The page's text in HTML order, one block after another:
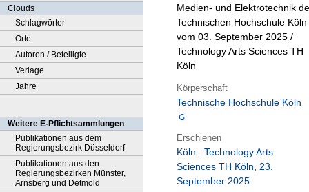
Clouds
Schlagwörter
Orte
Autoren / Beteiligte
Verlage
Jahre
Weitere E-Pflichtsammlungen
Publikationen aus dem
Regierungsbezirk Düsseldorf
Publikationen aus den
Regierungsbezirken Münster,
Arnsberg und Detmold
Medien- und Elektrotechnik
Technischen Hochschule Köln
vom 03. September 2025 /
Technology Arts Sciences TH
Köln
Körperschaft
Technische Hochschule Köln
Erschienen
Köln : Technology Arts
Sciences TH Köln, 23.
September 2025